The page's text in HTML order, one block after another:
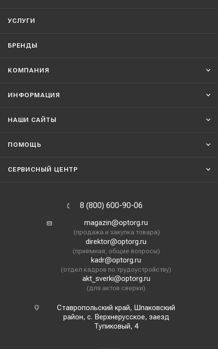
УСЛУГИ
БРЕНДЫ
КОМПАНИЯ
ИНФОРМАЦИЯ
НАШИ CАЙТЫ
ПОМОЩЬ
СЕРВИСНЫЙ ЦЕНТР
8 (800) 600-90-06
magazin@optorg.ru
(продажа и закупка товара)
direktor@optorg.ru
(приёмная, общие вопросы)
kadr@optorg.ru
(отдел кадров по трудоустройству)
akt_sverki@optorg.ru
(для актов сверки)
Ставропольский край, Шпаковский
район, с. Верхнерусское, заезд
Тупиковый, 4